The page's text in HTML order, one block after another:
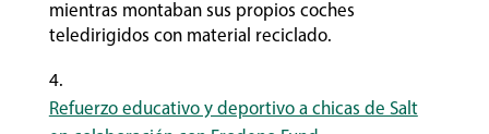
mientras montaban sus propios coches
teledirigidos con material reciclado.
Refuerzo educativo y deportivo a chicas de Salt